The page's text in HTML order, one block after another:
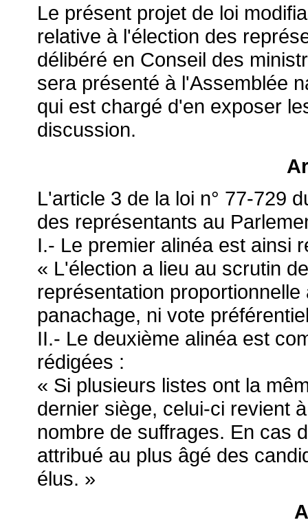
Le présent projet de loi
relative à l'élection des
délibéré en Conseil des
sera présenté à l'Assemblée
qui est chargé d'en exposer
discussion.
L'article 3 de la loi n° 77-729
des représentants au
I.- Le premier alinéa est ainsi
« L'élection a lieu au scrutin
représentation
panachage, ni vote
II.- Le deuxième alinéa est
rédigées :
« Si plusieurs listes ont la
dernier siège, celui-ci revient
nombre de suffrages. En cas
attribué au plus âgé des
élus. »